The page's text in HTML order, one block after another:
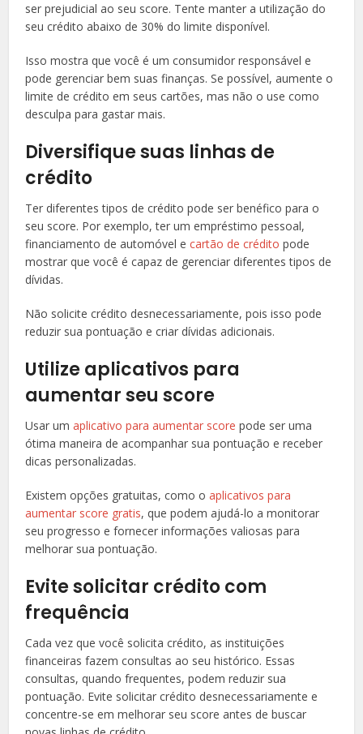
ser prejudicial ao seu score. Tente manter a utilização do
seu crédito abaixo de 30% do limite disponível.
Isso mostra que você é um consumidor responsável e
pode gerenciar bem suas finanças. Se possível, aumente o
limite de crédito em seus cartões, mas não o use como
desculpa para gastar mais.
Diversifique suas linhas de
crédito
Ter diferentes tipos de crédito pode ser benéfico para o
seu score. Por exemplo, ter um empréstimo pessoal,
financiamento de automóvel ecartão de crédito pode
mostrar que você é capaz de gerenciar diferentes tipos de
dívidas.
Não solicite crédito desnecessariamente, pois isso pode
reduzir sua pontuação e criar dívidas adicionais.
Utilize aplicativos para
aumentar seu score
Usar umaplicativo para aumentar score pode ser uma
ótima maneira de acompanhar sua pontuação e receber
dicas personalizadas.
Existem opções gratuitas, como oaplicativos para
aumentar score gratis, que podem ajudá-lo a monitorar
seu progresso e fornecer informações valiosas para
melhorar sua pontuação.
Evite solicitar crédito com
frequência
Cada vez que você solicita crédito, as instituições
financeiras fazem consultas ao seu histórico. Essas
consultas, quando frequentes, podem reduzir sua
pontuação. Evite solicitar crédito desnecessariamente e
concentre-se em melhorar seu score antes de buscar